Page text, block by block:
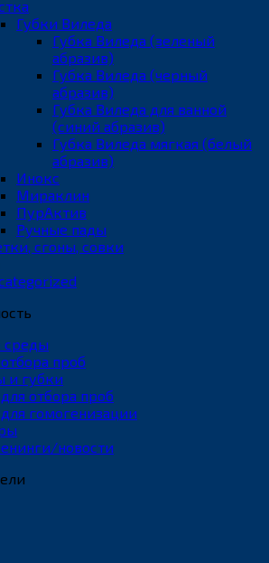
Губки Виледа
Губка Виледа (зеленый
абразив)
Губка Виледа (черный
абразив)
Губка Виледа для ванной
(синий абразив)
Губка Виледа мягкая (белый
абразив)
Инокс
Мираклин
ПурАктив
Ручные пады
сгоны, совки
среды
проб
и губки
отбора проб
гомогенизации
новости